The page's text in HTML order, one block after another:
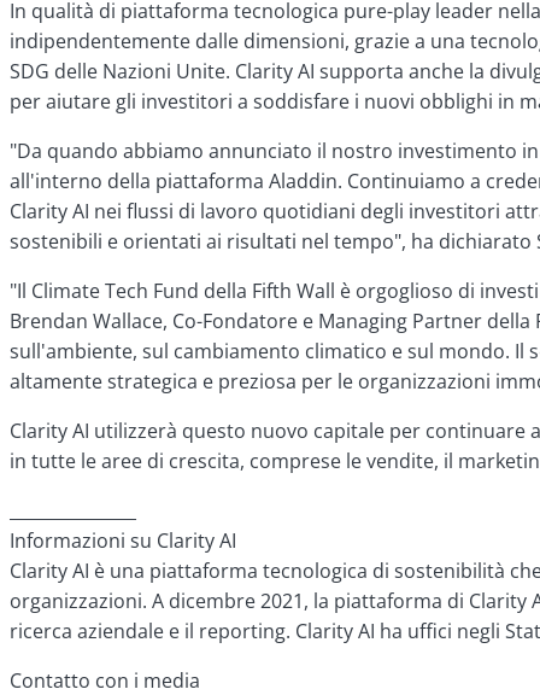
In qualità di piattaforma tecnologica pure-play leader
indipendentemente dalle dimensioni, grazie a una
SDG delle Nazioni Unite. Clarity AI supporta anche la
per aiutare gli investitori a soddisfare i nuovi obblighi in
"Da quando abbiamo annunciato il nostro investimento
all'interno della piattaforma Aladdin. Continuiamo a
Clarity AI nei flussi di lavoro quotidiani degli investitori
sostenibili e orientati ai risultati nel tempo", ha dichiarato
"Il Climate Tech Fund della Fifth Wall è orgoglioso di
Brendan Wallace, Co-Fondatore e Managing Partner
sull'ambiente, sul cambiamento climatico e sul mondo. Il
altamente strategica e preziosa per le organizzazioni
Clarity AI utilizzerà questo nuovo capitale per continuare
in tutte le aree di crescita, comprese le vendite, il
Informazioni su Clarity AI
Clarity AI è una piattaforma tecnologica di sostenibilità
organizzazioni. A dicembre 2021, la piattaforma di Clarity
ricerca aziendale e il reporting. Clarity AI ha uffici negli
Contatto con i media